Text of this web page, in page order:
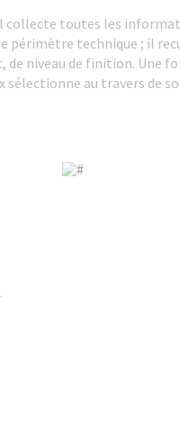
collecte toutes les
périmètre technique ; il
de niveau de finition. Une
sélectionne au travers de